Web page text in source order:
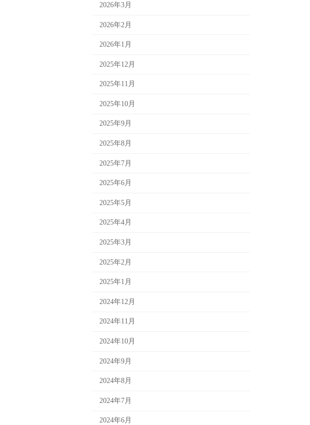
2026年3月
2026年2月
2026年1月
2025年12月
2025年11月
2025年10月
2025年9月
2025年8月
2025年7月
2025年6月
2025年5月
2025年4月
2025年3月
2025年2月
2025年1月
2024年12月
2024年11月
2024年10月
2024年9月
2024年8月
2024年7月
2024年6月